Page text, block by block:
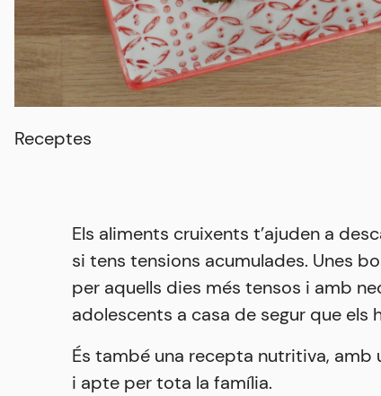
Receptes
Els aliments cruixents t’ajuden a
si tens tensions acumulades. Unes
per aquells dies més tensos i amb
adolescents a casa de segur que els
És també una recepta nutritiva,
i apte per tota la família.